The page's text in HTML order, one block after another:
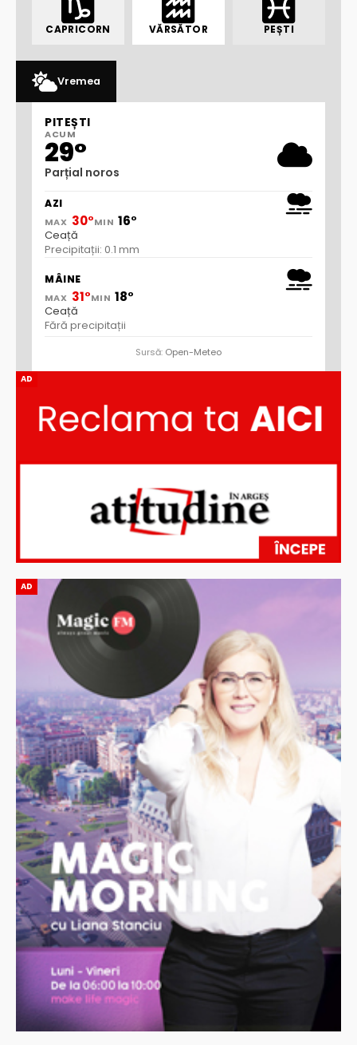
AD
AD
CAPRICORN VĂRSĂTOR PEȘTI
Vremea
PITEȘTI
ACUM
29°
Parțial noros
AZI
MAX 30°MIN 16°
Ceață
Precipitații: 0.1 mm
MÂINE
MAX 31°MIN 18°
Ceață
Fără precipitații
Sursă: Open-Meteo